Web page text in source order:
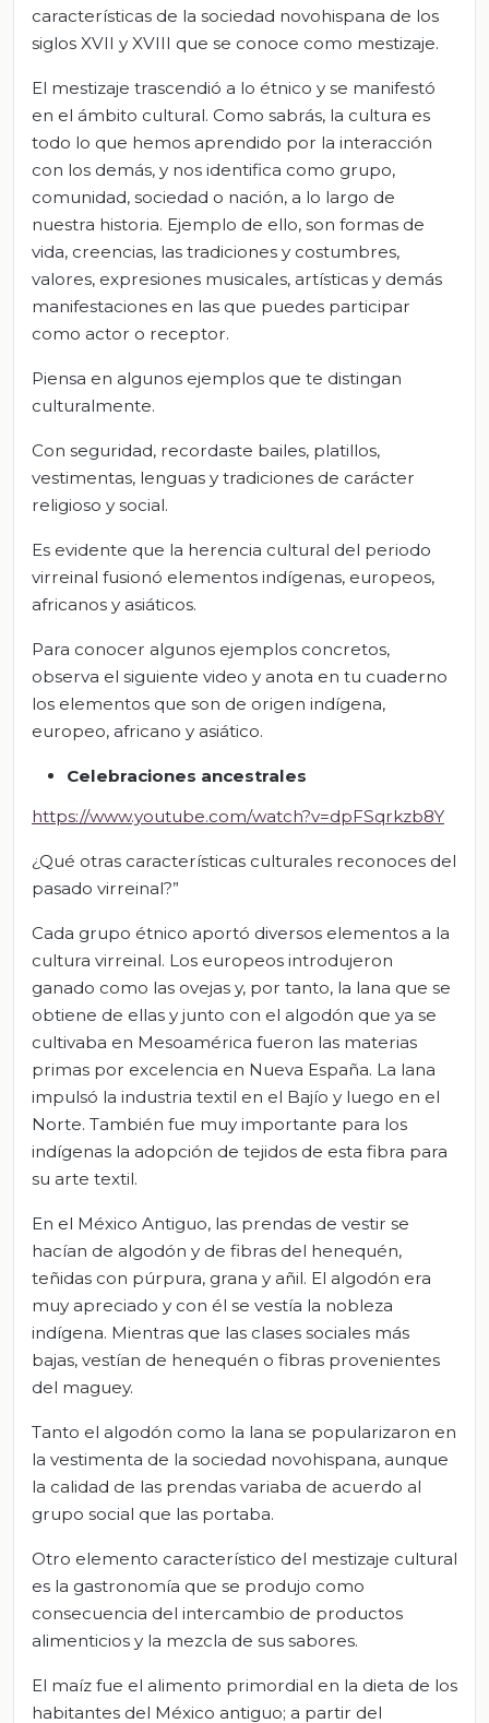
características de la sociedad novohispana de los
siglos XVII y XVIII que se conoce como mestizaje.
El mestizaje trascendió a lo étnico y se manifestó
en el ámbito cultural. Como sabrás, la cultura es
todo lo que hemos aprendido por la interacción
con los demás, y nos identifica como grupo,
comunidad, sociedad o nación, a lo largo de
nuestra historia. Ejemplo de ello, son formas de
vida, creencias, las tradiciones y costumbres,
valores, expresiones musicales, artísticas y demás
manifestaciones en las que puedes participar
como actor o receptor.
Piensa en algunos ejemplos que te distingan
culturalmente.
Con seguridad, recordaste bailes, platillos,
vestimentas, lenguas y tradiciones de carácter
religioso y social.
Es evidente que la herencia cultural del periodo
virreinal fusionó elementos indígenas, europeos,
africanos y asiáticos.
Para conocer algunos ejemplos concretos,
observa el siguiente video y anota en tu cuaderno
los elementos que son de origen indígena,
europeo, africano y asiático.
Celebraciones ancestrales
https://www.youtube.com/watch?v=dpFSqrkzb8Y
¿Qué otras características culturales reconoces del
pasado virreinal?”
Cada grupo étnico aportó diversos elementos a la
cultura virreinal. Los europeos introdujeron
ganado como las ovejas y, por tanto, la lana que se
obtiene de ellas y junto con el algodón que ya se
cultivaba en Mesoamérica fueron las materias
primas por excelencia en Nueva España. La lana
impulsó la industria textil en el Bajío y luego en el
Norte. También fue muy importante para los
indígenas la adopción de tejidos de esta fibra para
su arte textil.
En el México Antiguo, las prendas de vestir se
hacían de algodón y de fibras del henequén,
teñidas con púrpura, grana y añil. El algodón era
muy apreciado y con él se vestía la nobleza
indígena. Mientras que las clases sociales más
bajas, vestían de henequén o fibras provenientes
del maguey.
Tanto el algodón como la lana se popularizaron en
la vestimenta de la sociedad novohispana, aunque
la calidad de las prendas variaba de acuerdo al
grupo social que las portaba.
Otro elemento característico del mestizaje cultural
es la gastronomía que se produjo como
consecuencia del intercambio de productos
alimenticios y la mezcla de sus sabores.
El maíz fue el alimento primordial en la dieta de los
habitantes del México antiguo; a partir del